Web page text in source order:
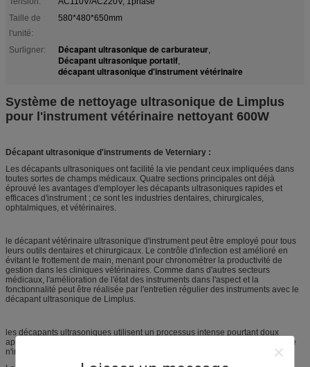
Taille de
l'unité:
580*480*650mm
Surligner: Décapant ultrasonique de carburateur,
Décapant ultrasonique portatif,
décapant ultrasonique d'instrument vétérinaire
Système de nettoyage ultrasonique de Limplus
pour l'instrument vétérinaire nettoyant 600W
Décapant ultrasonique d'instruments de Veterniary :
Les décapants ultrasoniques ont facilité la vie pendant ceux impliquées dans
toutes sortes de champs médicaux. Quatre sections principales ont déjà
éprouvé les avantages d'employer les décapants ultrasoniques rapides et
efficaces d'instrument ; ce sont les industries dentaires, chirurgicales,
ophtalmiques, et vétérinaires.
le décapant vétérinaire ultrasonique d'instrument peut être employé pour tous
leurs outils dentaires et chirurgicaux. Le contrôle d'infection est amélioré en
évitant le frottement de main, menant pour chronométrer la productivité de
gestion dans les cliniques vétérinaires. Comme dans d'autres secteurs
médicaux, l'amélioration de l'état des instruments dans l'aspect et la
fonctionnalité peut être réalisée par l'entretien régulier des instruments avec le
décapant ultrasonique de Limplus.
les décapants ultrasoniques utilisent un processus intense pourtant doux
appelé la cavitation pour frotter tous les contaminants de la surface entière de
n'importe quel article immergé dans le bain de nettoyage.